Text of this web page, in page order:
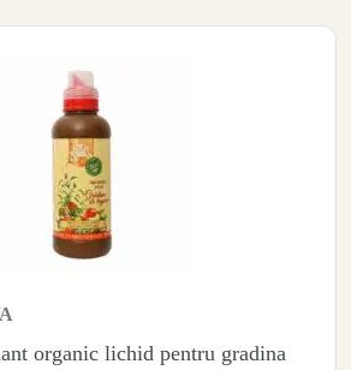
organic lichid pentru gradina